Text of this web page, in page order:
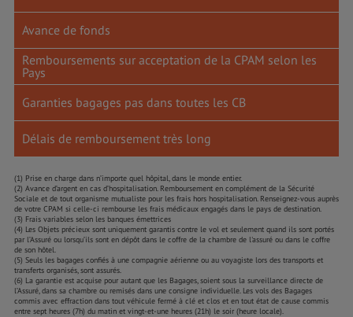
Avance de fonds
Remboursements sur acceptation de la CPAM selon les
Pays
Garanties bagages pas dans toutes les CB
Délais de remboursement très long
(1) Prise en charge dans n’importe quel hôpital, dans le monde entier.
(2) Avance d’argent en cas d’hospitalisation. Remboursement en complément de la Sécurité
Sociale et de tout organisme mutualiste pour les frais hors hospitalisation. Renseignez-vous auprès
de votre CPAM si celle-ci rembourse les frais médicaux engagés dans le pays de destination.
(3) Frais variables selon les banques émettrices
(4) Les Objets précieux sont uniquement garantis contre le vol et seulement quand ils sont portés
par l’Assuré ou lorsqu’ils sont en dépôt dans le coffre de la chambre de l'assuré ou dans le coffre
de son hôtel.
(5) Seuls les bagages confiés à une compagnie aérienne ou au voyagiste lors des transports et
transferts organisés, sont assurés.
(6) La garantie est acquise pour autant que les Bagages, soient sous la surveillance directe de
l’Assuré, dans sa chambre ou remisés dans une consigne individuelle. Les vols des Bagages
commis avec effraction dans tout véhicule fermé à clé et clos et en tout état de cause commis
entre sept heures (7h) du matin et vingt-et-une heures (21h) le soir (heure locale).